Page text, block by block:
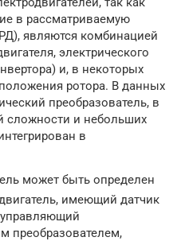
в рассматриваемую
являются комбинацией
электрического
и, в некоторых
ротора. В данных
преобразователь, в
сложности и небольших
в
может быть определен
имеющий датчик
преобразователем,